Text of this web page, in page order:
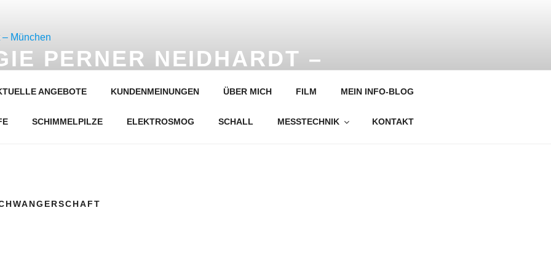
PERNER NEIDHARDT –
ANGEBOTE KUNDENMEINUNGEN ÜBER MICH FILM MEIN INFO-BLOG
SCHIMMELPILZE ELEKTROSMOG SCHALL MESSTECHNIK KONTAKT